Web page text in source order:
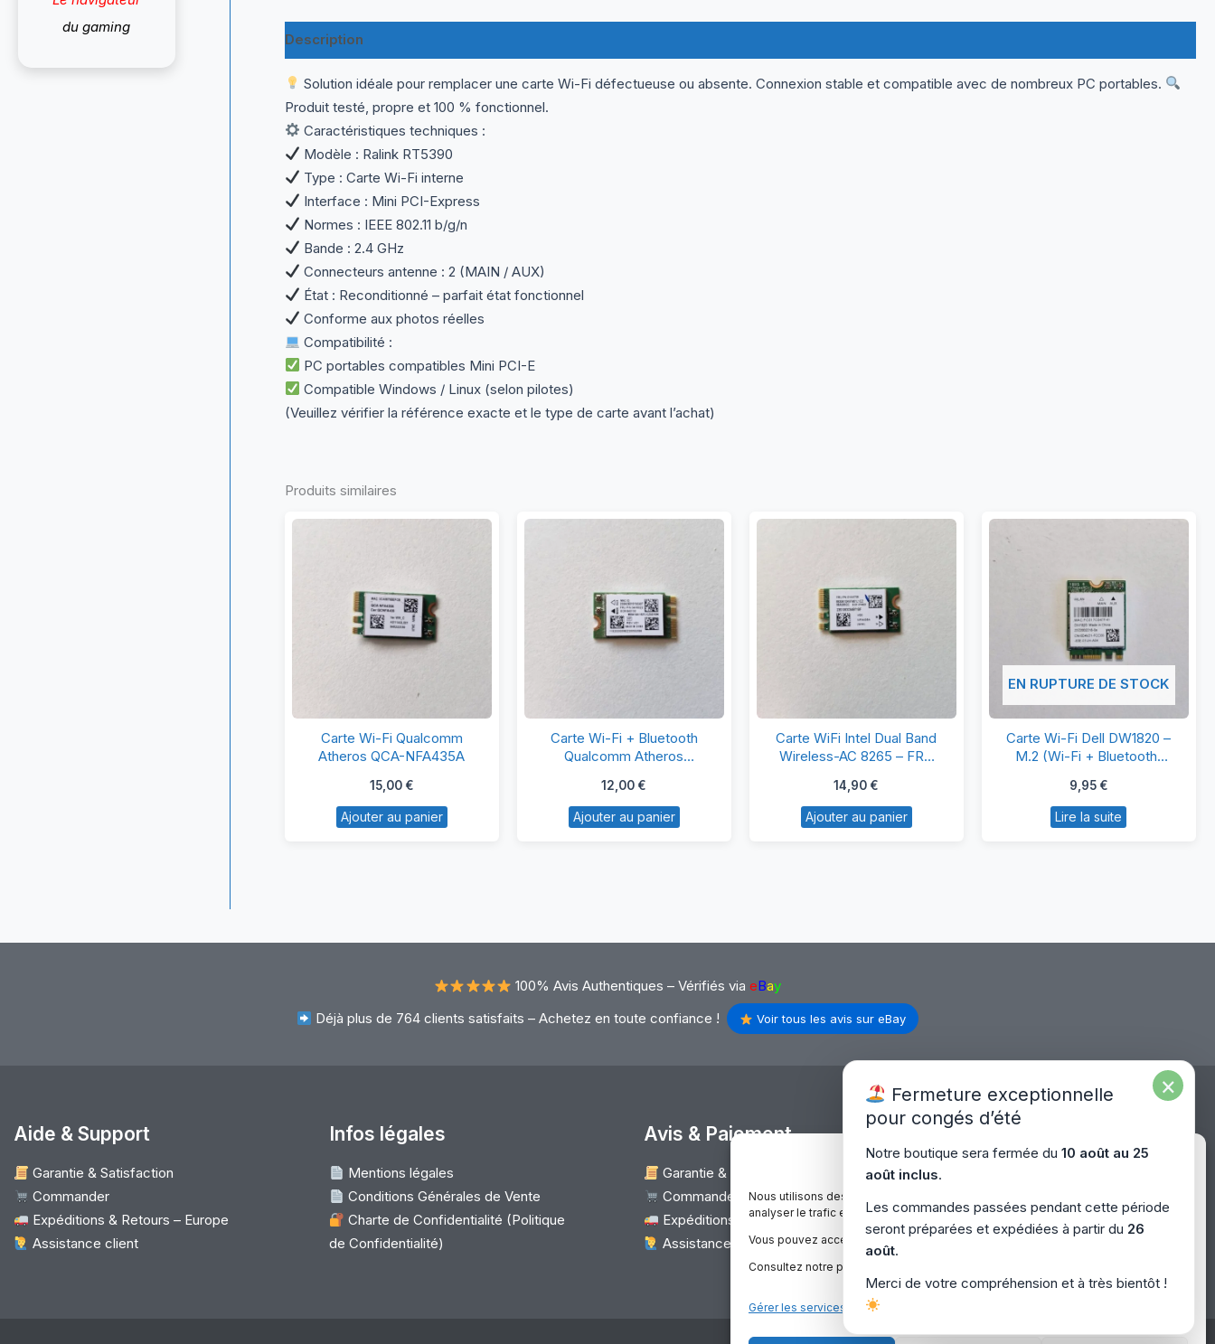
Gérer le consentement
Nous utilisons des cookies pour améliorer votre expérience sur notre site,
analyser le trafic et proposer des contenus personnalisés.
Vous pouvez accepter, refuser ou gérer vos préférences à tout moment.
Consultez notre politique de confidentialité pour plus d’informations.
Gérer les services
du gaming
Description
Solution idéale pour remplacer une carte Wi-Fi défectueuse ou absente. Connexion stable et compatible avec de nombreux PC portables.
Produit testé, propre et 100 % fonctionnel.
Caractéristiques techniques :
Modèle : Ralink RT5390
Type : Carte Wi-Fi interne
Interface : Mini PCI-Express
Normes : IEEE 802.11 b/g/n
Bande : 2.4 GHz
Connecteurs antenne : 2 (MAIN / AUX)
État : Reconditionné – parfait état fonctionnel
Conforme aux photos réelles
Compatibilité :
PC portables compatibles Mini PCI-E
Compatible Windows / Linux (selon pilotes)
(Veuillez vérifier la référence exacte et le type de carte avant l’achat)
Produits similaires
Carte
Wi-
Fi
Atheros
Carte Wi-Fi Qualcomm
Atheros QCA-NFA435A
15,00 €
Ajouter au panier
Carte
Wi-
Fi
Bluetooth
Carte Wi-Fi + Bluetooth
Qualcomm Atheros
12,00 €
Ajouter au panier
Carte
WiFi
Intel
Band
FRU
Carte WiFi Intel Dual Band
Wireless-AC 8265 – FRU
14,90 €
Ajouter au panier
Carte
Wi-
Fi
DW1820
+
EN RUPTURE DE STOCK
Carte Wi-Fi Dell DW1820 –
M.2 (Wi-Fi + Bluetooth)
9,95 €
Lire la suite
100% Avis Authentiques – Vérifiés via eBay
Déjà plus de 764 clients satisfaits – Achetez en toute confiance !
Voir tous les avis sur eBay
Aide & Support
Garantie & Satisfaction
Commander
Expéditions & Retours – Europe
Assistance client
Infos légales
Mentions légales
Conditions Générales de Vente
Charte de Confidentialité (Politique
de Confidentialité)
Avis & Paiement
Garantie & Satisfaction
Commander
Expéditions & Retours – Europe
Assistance client
Livraison rapide dans toute l’Europe via
“ Mondial Relay&Colissimo
×
Fermeture exceptionnelle
pour congés d’été
Notre boutique sera fermée du 10 août au 25
août inclus.
Les commandes passées pendant cette période
seront préparées et expédiées à partir du 26
août.
Merci de votre compréhension et à très bientôt !